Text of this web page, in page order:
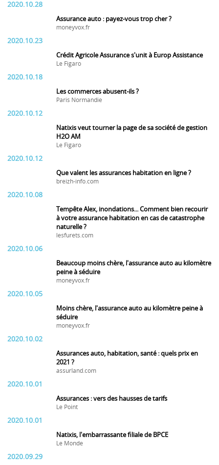
2020.10.28
Assurance auto : payez-vous trop cher ?
moneyvox.fr
2020.10.23
Crédit Agricole Assurance s'unit à Europ Assistance
Le Figaro
2020.10.18
Les commerces abusent-ils ?
Paris Normandie
2020.10.12
Natixis veut tourner la page de sa société de gestion
H2O AM
Le Figaro
2020.10.12
Que valent les assurances habitation en ligne ?
breizh-info.com
2020.10.08
Tempête Alex, inondations... Comment bien recourir
à votre assurance habitation en cas de catastrophe
naturelle ?
lesfurets.com
2020.10.06
Beaucoup moins chère, l'assurance auto au kilomètre
peine à séduire
moneyvox.fr
2020.10.05
Moins chère, l'assurance auto au kilomètre peine à
séduire
moneyvox.fr
2020.10.02
Assurances auto, habitation, santé : quels prix en
2021 ?
assurland.com
2020.10.01
Assurances : vers des hausses de tarifs
Le Point
2020.10.01
Natixis, l'embarrassante filiale de BPCE
Le Monde
2020.09.29